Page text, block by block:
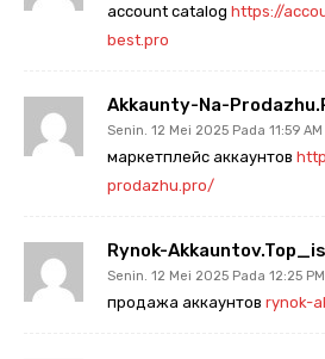
account catalog https://
best.pro
Akkaunty-Na-
Senin. 12 Mei 2025 Pada 11:59 AM
маркетплейс аккаунтов
prodazhu.pro/
Rynok-
Senin. 12 Mei 2025 Pada 12:25 PM
продажа аккаунтов rynok-